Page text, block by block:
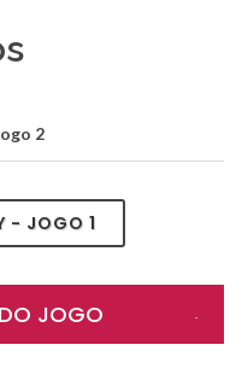
2
- JOGO 1
JOGO